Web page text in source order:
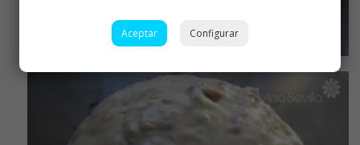
Aceptar Configurar